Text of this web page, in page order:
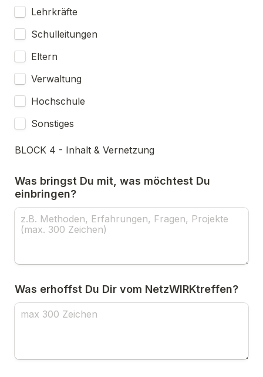
Lehrkräfte
Schulleitungen
Eltern
Verwaltung
Hochschule
Sonstiges
BLOCK 4 - Inhalt & Vernetzung
Was bringst Du mit, was möchtest Du
einbringen?
Was erhoffst Du Dir vom NetzWIRKtreffen?